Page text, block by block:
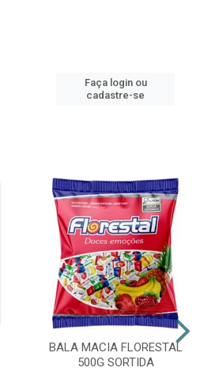
Faça login ou
cadastre-se
BALA MACIA FLORESTAL
500G SORTIDA